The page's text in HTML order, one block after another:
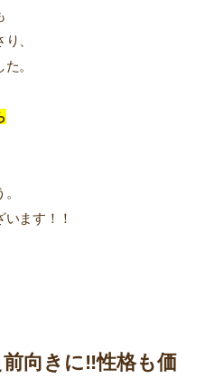
、
。
ます！！
向きに‼性格も価